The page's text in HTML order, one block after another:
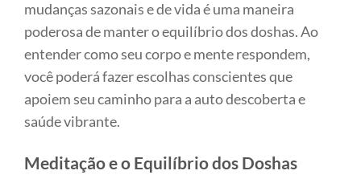
mudanças sazonais e de vida é uma maneira
poderosa de manter o equilíbrio dos doshas. Ao
entender como seu corpo e mente respondem,
você poderá fazer escolhas conscientes que
apoiem seu caminho para a auto descoberta e
saúde vibrante.
Meditação e o Equilíbrio dos Doshas